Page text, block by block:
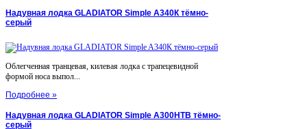
Надувная лодка GLADIATOR Simple A340К тёмно-
серый
Облегченная транцевая, килевая лодка с трапецевидной
формой носа выпол...
Подробнее »
Надувная лодка GLADIATOR Simple A300НТВ тёмно-
серый